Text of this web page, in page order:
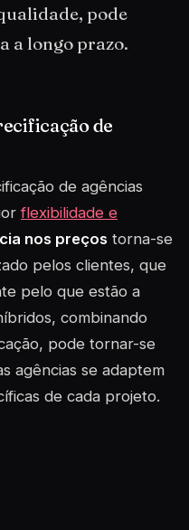
pode
a longo prazo.
de
de agências
flexibilidade e
nos preços torna-se
pelos clientes, que
pelo que estão a
combinando
pode tornar-se
agências se adaptem
de cada projeto.